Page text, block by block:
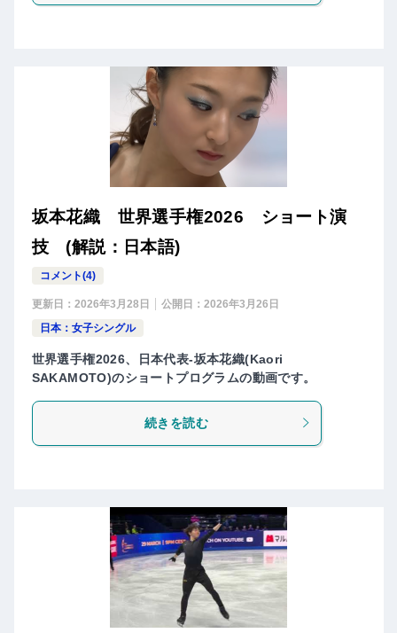
坂本花織 世界選手権2026 ショート演
技 (解説：日本語)
コメント(4)
更新日： 2026年3月28日 公開日： 2026年3月26日
日本：女子シングル
世界選手権2026、日本代表-坂本花織(Kaori
SAKAMOTO)のショートプログラムの動画です。
続きを読む